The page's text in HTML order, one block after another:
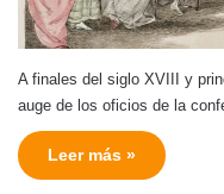
A finales del siglo XVIII y
auge de los oficios de la
Leer más »